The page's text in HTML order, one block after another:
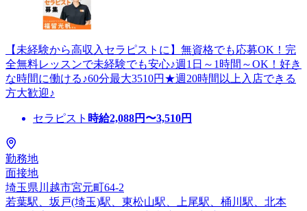
【未経験から高収入セラピストに】無資格でも応募OK！完
全無料レッスンで未経験でも安心♪週1日～1時間～OK！好き
な時間に働ける♪60分最大3510円★週20時間以上入店できる
方大歓迎♪
セラピスト 時給2,088円〜3,510円
勤務地
面接地
埼玉県川越市宮元町64-2
若葉駅、坂戸(埼玉)駅、東松山駅、上尾駅、桶川駅、北本